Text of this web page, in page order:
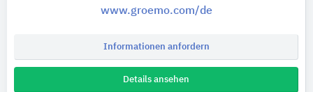
www.groemo.com/de
Informationen anfordern
Details ansehen